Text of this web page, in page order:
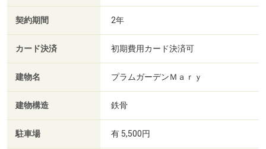
契約期間 2年
カード決済 初期費用カード決済可
建物名 プラムガーデンＭａｒｙ
建物構造 鉄骨
駐車場 有 5,500円